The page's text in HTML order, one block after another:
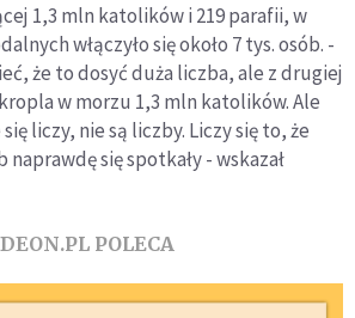
1,3 mln katolików i 219 parafii, w
włączyło się około 7 tys. osób. -
że to dosyć duża liczba, ale z drugiej
w morzu 1,3 mln katolików. Ale
liczy, nie są liczby. Liczy się to, że
naprawdę się spotkały - wskazał
DEON.PL POLECA